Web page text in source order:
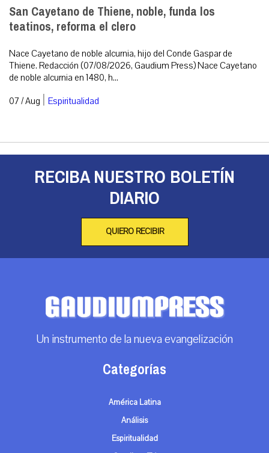
San Cayetano de Thiene, noble, funda los
teatinos, reforma el clero
Nace Cayetano de noble alcurnia, hijo del Conde Gaspar de
Thiene. Redacción (07/08/2026, Gaudium Press) Nace Cayetano
de noble alcurnia en 1480, h...
07 / Aug | Espiritualidad
RECIBA NUESTRO BOLETÍN
DIARIO
QUIERO RECIBIR
Un instrumento de la nueva evangelización
Categorías
América Latina
Análisis
Espiritualidad